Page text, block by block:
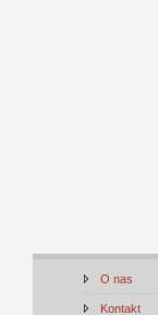
O nas
Kontakt